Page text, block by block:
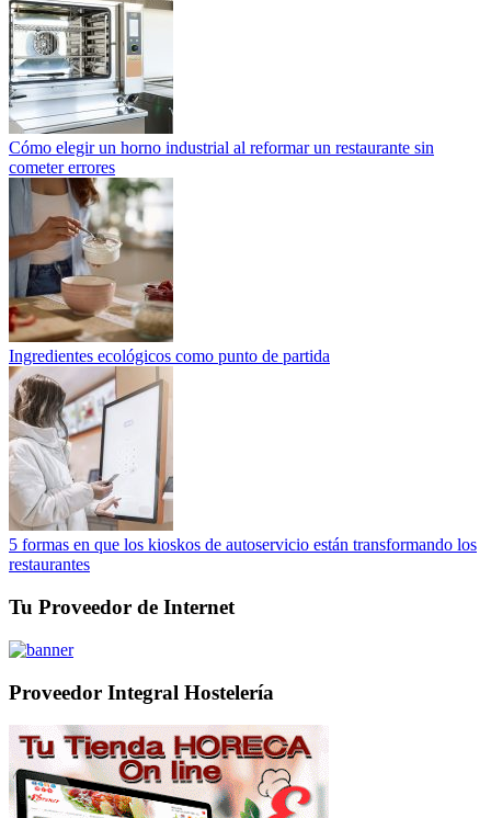
Cómo elegir un horno industrial al reformar un restaurante sin
cometer errores
Ingredientes ecológicos como punto de partida
5 formas en que los kioskos de autoservicio están transformando los
restaurantes
Tu Proveedor de Internet
Proveedor Integral Hostelería